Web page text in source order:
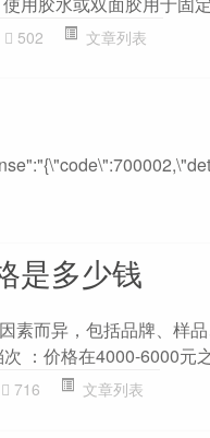
502 文章列表
是多少钱
素而异，包括品牌、样
：价格在4000-6000元
716 文章列表